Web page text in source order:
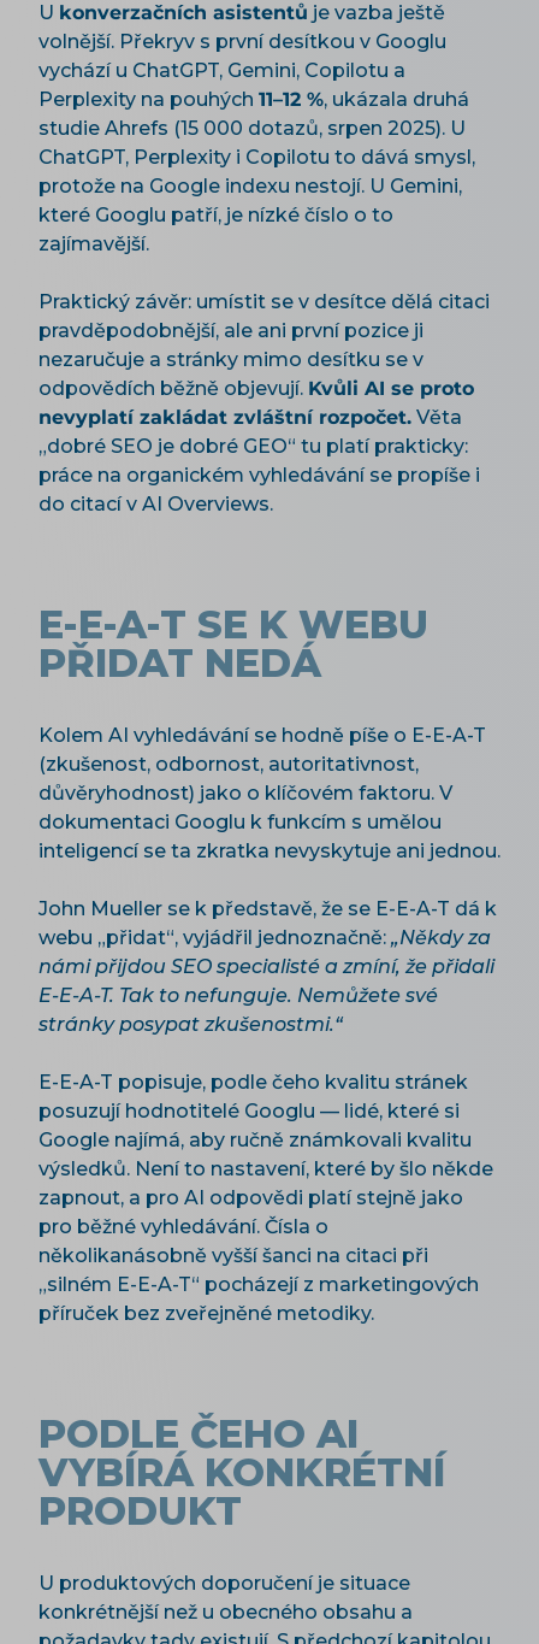
U konverzačních asistentů je vazba ještě
volnější. Překryv s první desítkou v Googlu
vychází u ChatGPT, Gemini, Copilotu a
Perplexity na pouhých 11–12 %, ukázala druhá
studie Ahrefs (15 000 dotazů, srpen 2025). U
ChatGPT, Perplexity i Copilotu to dává smysl,
protože na Google indexu nestojí. U Gemini,
které Googlu patří, je nízké číslo o to
zajímavější.
Praktický závěr: umístit se v desítce dělá citaci
pravděpodobnější, ale ani první pozice ji
nezaručuje a stránky mimo desítku se v
odpovědích běžně objevují. Kvůli AI se proto
nevyplatí zakládat zvláštní rozpočet. Věta
„dobré SEO je dobré GEO“ tu platí prakticky:
práce na organickém vyhledávání se propíše i
do citací v AI Overviews.
E-E-A-T SE K WEBU
PŘIDAT NEDÁ
Kolem AI vyhledávání se hodně píše o E-E-A-T
(zkušenost, odbornost, autoritativnost,
důvěryhodnost) jako o klíčovém faktoru. V
dokumentaci Googlu k funkcím s umělou
inteligencí se ta zkratka nevyskytuje ani jednou.
John Mueller se k představě, že se E-E-A-T dá k
webu „přidat“, vyjádřil jednoznačně: „Někdy za
námi přijdou SEO specialisté a zmíní, že přidali
E-E-A-T. Tak to nefunguje. Nemůžete své
stránky posypat zkušenostmi.“
E-E-A-T popisuje, podle čeho kvalitu stránek
posuzují hodnotitelé Googlu — lidé, které si
Google najímá, aby ručně známkovali kvalitu
výsledků. Není to nastavení, které by šlo někde
zapnout, a pro AI odpovědi platí stejně jako
pro běžné vyhledávání. Čísla o
několikanásobně vyšší šanci na citaci při
„silném E-E-A-T“ pocházejí z marketingových
příruček bez zveřejněné metodiky.
PODLE ČEHO AI
VYBÍRÁ KONKRÉTNÍ
PRODUKT
U produktových doporučení je situace
konkrétnější než u obecného obsahu a